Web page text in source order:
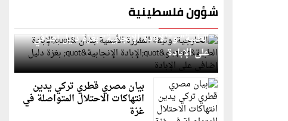
شؤون فلسطينية
الخارجية: وثيقة المقررة الأممية بشأن "الإبادة
الطبية" و"الإبادة الإنجابية" بغزة دليل إضافي
على الإبادة
بيان مصري قطري تركي يدين
انتهاكات الاحتلال المتواصلة في
غزة